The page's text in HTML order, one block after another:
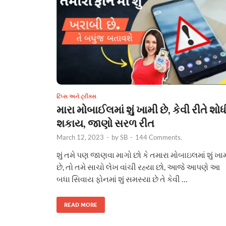
ટિપ્સ અને ટ્રીક્સ
મારા મોબાઈલમાં શું ખામી છે, કેવી રીતે
શકાય, જાણો સરળ રીત
March 12, 2023 - bySB - 144 Comments.
શું તમે પણ જાણવા માગો છો કે તમારા મોબાઇલમાં શું
છે, તો તમે સાચો લેખ વાંચી રહ્યા છો, આજે આપણે આ
બધા સિવાય ફોનમાં શું સમસ્યા છે તે કેવી …
READ MORE